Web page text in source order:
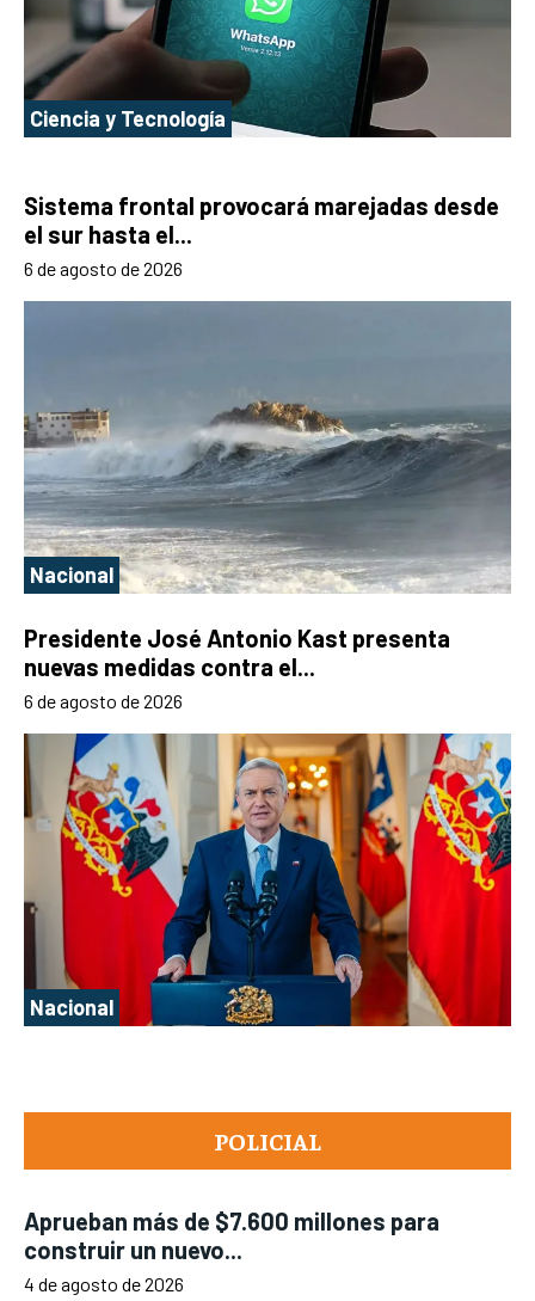
POLICIAL
Aprueban más de $7.600 millones para
construir un nuevo...
4 de agosto de 2026
Ciencia y Tecnología
Sistema frontal provocará marejadas desde
el sur hasta el...
6 de agosto de 2026
Nacional
Presidente José Antonio Kast presenta
nuevas medidas contra el...
6 de agosto de 2026
Nacional